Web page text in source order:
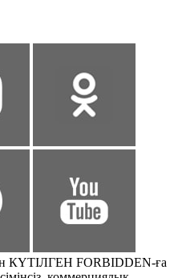
КҮТІЛГЕН FORBIDDEN-ға